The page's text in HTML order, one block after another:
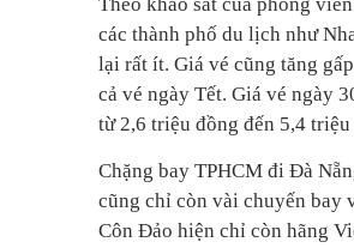
các thành phố du lịch như
lại rất ít. Giá vé cũng tăng
cả vé ngày Tết. Giá vé ngày
từ 2,6 triệu đồng đến 5,4
Chặng bay TPHCM đi Đà
cũng chỉ còn vài chuyến bay
Côn Đảo hiện chỉ còn hãng